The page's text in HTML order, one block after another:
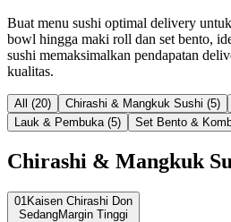
Buat menu sushi optimal delivery
bowl hingga maki roll dan set bento,
sushi memaksimalkan pendapatan
kualitas.
All (20) Chirashi & Mangkuk Sushi (5)
Lauk & Pembuka (5) Set Bento &
Chirashi & Mangkuk
01 Kaisen Chirashi Don
SedangMargin Tinggi